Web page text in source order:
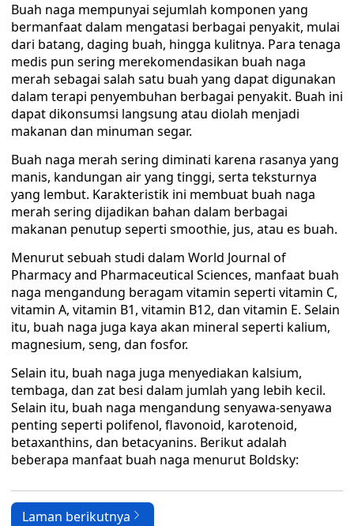
Buah naga mempunyai sejumlah komponen yang
bermanfaat dalam mengatasi berbagai penyakit, mulai
dari batang, daging buah, hingga kulitnya. Para tenaga
medis pun sering merekomendasikan buah naga
merah sebagai salah satu buah yang dapat digunakan
dalam terapi penyembuhan berbagai penyakit. Buah ini
dapat dikonsumsi langsung atau diolah menjadi
makanan dan minuman segar.
Buah naga merah sering diminati karena rasanya yang
manis, kandungan air yang tinggi, serta teksturnya
yang lembut. Karakteristik ini membuat buah naga
merah sering dijadikan bahan dalam berbagai
makanan penutup seperti smoothie, jus, atau es buah.
Menurut sebuah studi dalam World Journal of
Pharmacy and Pharmaceutical Sciences, manfaat buah
naga mengandung beragam vitamin seperti vitamin C,
vitamin A, vitamin B1, vitamin B12, dan vitamin E. Selain
itu, buah naga juga kaya akan mineral seperti kalium,
magnesium, seng, dan fosfor.
Selain itu, buah naga juga menyediakan kalsium,
tembaga, dan zat besi dalam jumlah yang lebih kecil.
Selain itu, buah naga mengandung senyawa-senyawa
penting seperti polifenol, flavonoid, karotenoid,
betaxanthins, dan betacyanins. Berikut adalah
beberapa manfaat buah naga menurut Boldsky:
Laman berikutnya